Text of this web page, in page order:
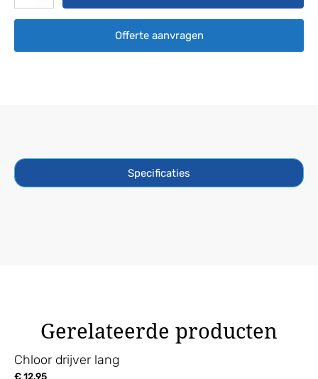
Therapies
Offerte aanvragen
Specificaties
Gerelateerde producten
Chloor drijver lang